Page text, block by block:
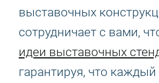
выставочных
сотрудничает с вами,
идеи выставочных
гарантируя, что каждый